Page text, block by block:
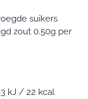
suikers
zout 0.50g per
kJ / 22 kcal